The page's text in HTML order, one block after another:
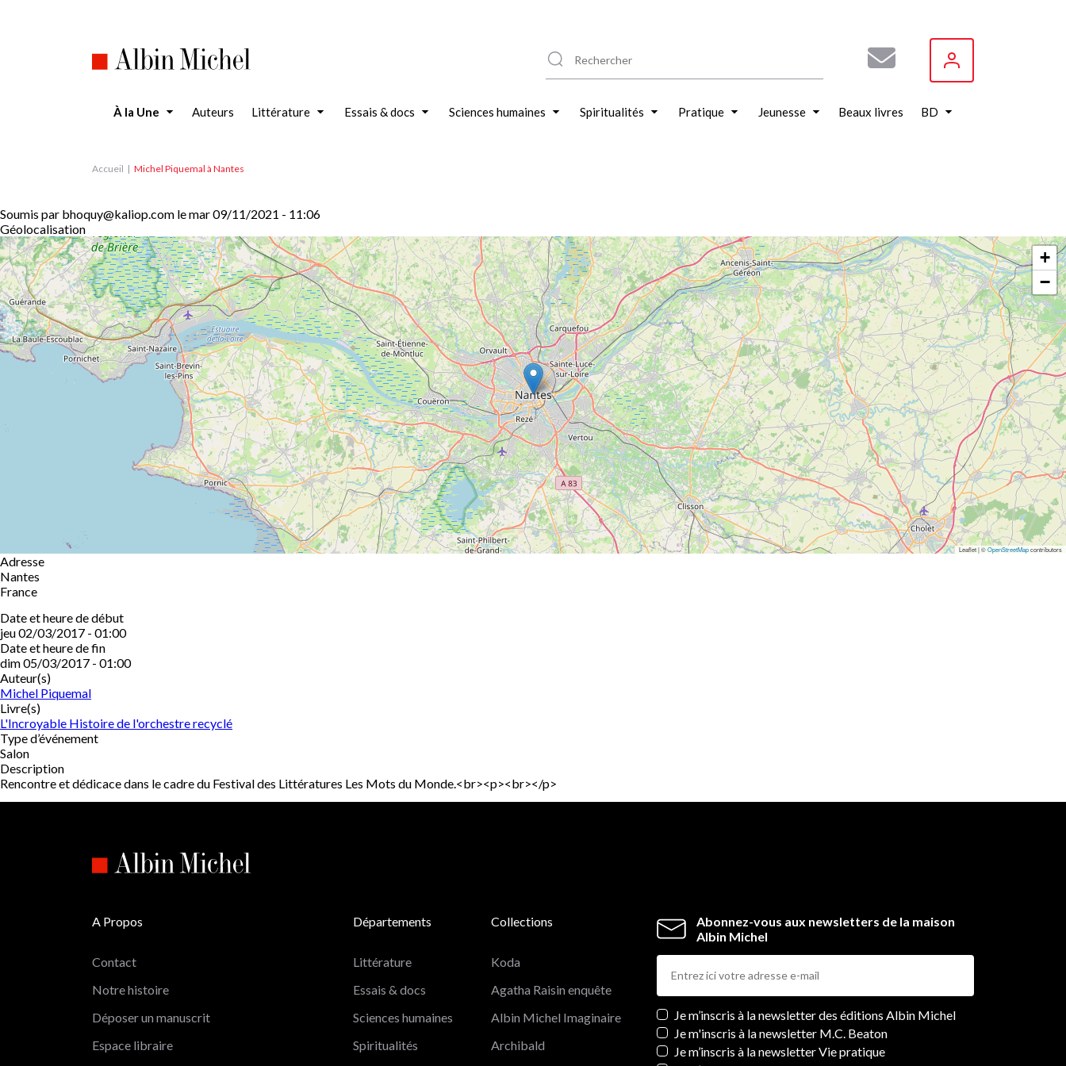
À la Une Auteurs Littérature Essais & docs Sciences humaines Spiritualités Pratique Jeunesse Beaux livres BD
Accueil Michel Piquemal à Nantes
Soumis par bhoquy@kaliop.com lemar 09/11/2021 - 11:06
Géolocalisation
+
−
Leaflet | ©OpenStreetMapcontributors
Adresse
Nantes
France
Date et heure de début
jeu 02/03/2017 - 01:00
Date et heure de fin
dim 05/03/2017 - 01:00
Auteur(s)
Michel Piquemal
Livre(s)
L'Incroyable Histoire de l'orchestre recyclé
Type d’événement
Salon
Description
Rencontre et dédicace dans le cadre du Festival des Littératures Les Mots du Monde.<br><p><br></p>
Abonnez-vous aux newsletters de la maison
Albin Michel
Newsletters
Je m’inscris à la newsletter des éditions Albin Michel
Je m'inscris à la newsletter M.C. Beaton
Je m’inscris à la newsletter Vie pratique
A Propos
Contact
Notre histoire
Déposer un manuscrit
Espace libraire
Départements
Littérature
Essais & docs
Sciences humaines
Spiritualités
Collections
Koda
Agatha Raisin enquête
Albin Michel Imaginaire
Archibald